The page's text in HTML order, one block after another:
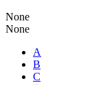
None
None
A
B
C